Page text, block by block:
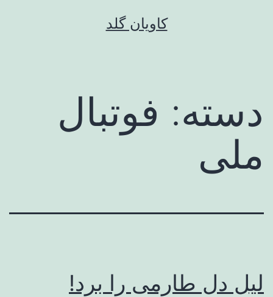
کاویان گلد
دسته: فوتبال
ملی
لیل دل طارمی را برد!